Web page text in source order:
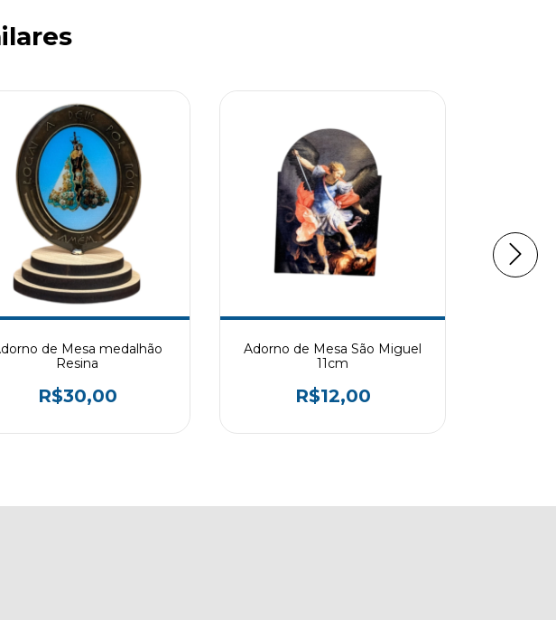
de Mesa medalhão
Resina
R$30,00
Adorno de Mesa São Miguel
11cm
R$12,00